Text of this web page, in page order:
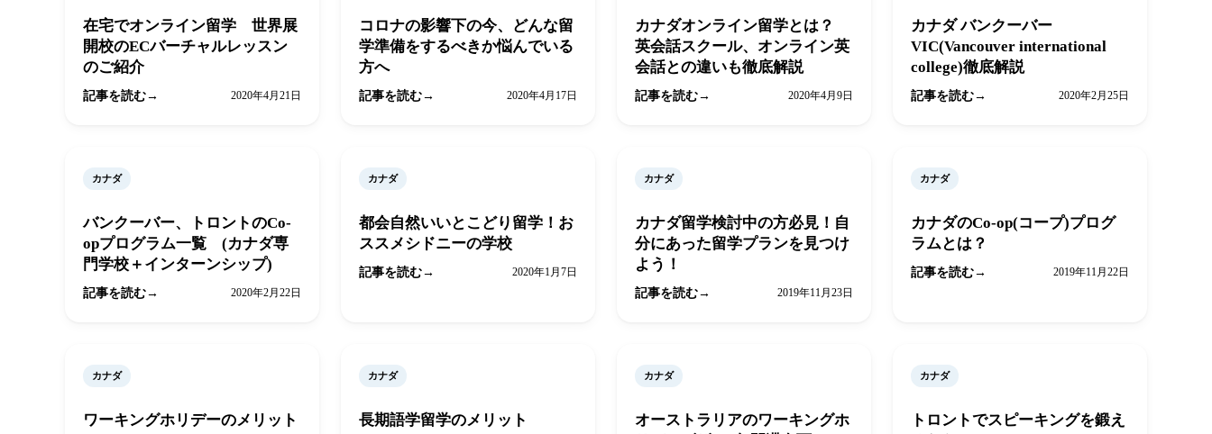
在宅でオンライン留学 世界展
開校のECバーチャルレッスン
のご紹介
記事を読む 2020年4月21日
コロナの影響下の今、どんな留
学準備をするべきか悩んでいる
方へ
記事を読む 2020年4月17日
カナダオンライン留学とは？
英会話スクール、オンライン英
会話との違いも徹底解説
記事を読む 2020年4月9日
カナダ バンクーバー
VIC(Vancouver international
college)徹底解説
記事を読む 2020年2月25日
カナダ
バンクーバー、トロントのCo-
opプログラム一覧 (カナダ専
門学校＋インターンシップ)
記事を読む 2020年2月22日
カナダ
都会自然いいとこどり留学！お
ススメシドニーの学校
記事を読む 2020年1月7日
カナダ
カナダ留学検討中の方必見！自
分にあった留学プランを見つけ
よう！
記事を読む 2019年11月23日
カナダ
カナダのCo-op(コープ)プログ
ラムとは？
記事を読む 2019年11月22日
カナダ
ワーキングホリデーのメリット
カナダ
長期語学留学のメリット
カナダ
オーストラリアのワーキングホ
カナダ
トロントでスピーキングを鍛え